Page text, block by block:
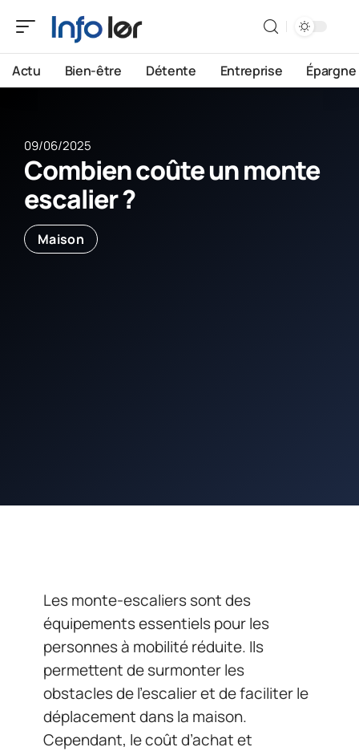
Actu Bien-être Détente Entreprise Épargne
09/06/2025
Combien coûte un monte
escalier ?
Maison
Les monte-escaliers sont des
équipements essentiels pour les
personnes à mobilité réduite. Ils
permettent de surmonter les
obstacles de l’escalier et de faciliter le
déplacement dans la maison.
Cependant, le coût d’achat et